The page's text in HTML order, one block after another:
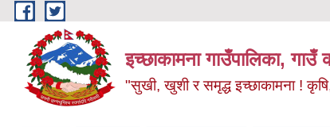
Skip to main content
इच्छाकामना गाउँपालिका, गाउँ
"सुखी, खुशी र समृद्ध इच्छाकामना ! कृषि,